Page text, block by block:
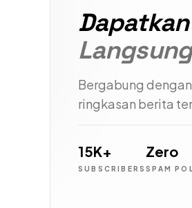
Bergabung
ringkasan berita
15K+
SUBSCRIBERS
Zero
SPAM